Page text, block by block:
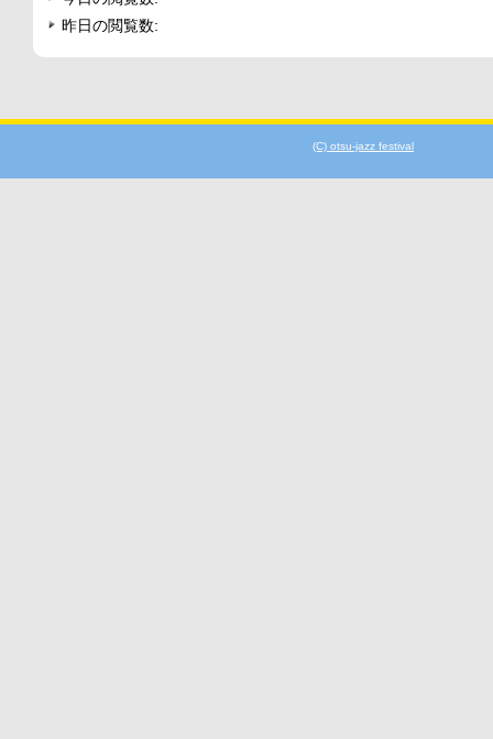
昨日の閲覧数:
(C) otsu-jazz festival